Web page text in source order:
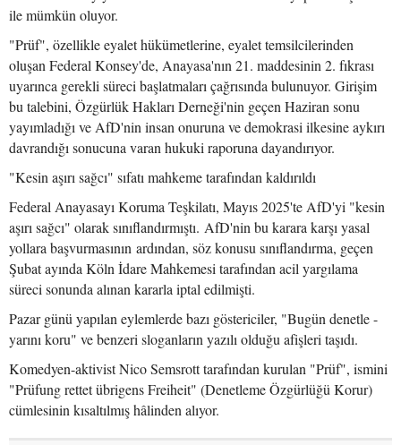
ile mümkün oluyor.
"Prüf", özellikle eyalet hükümetlerine, eyalet temsilcilerinden
oluşan Federal Konsey'de, Anayasa'nın 21. maddesinin 2. fıkrası
uyarınca gerekli süreci başlatmaları çağrısında bulunuyor. Girişim
bu talebini, Özgürlük Hakları Derneği'nin geçen Haziran sonu
yayımladığı ve AfD'nin insan onuruna ve demokrasi ilkesine aykırı
davrandığı sonucuna varan hukuki raporuna dayandırıyor.
"Kesin aşırı sağcı" sıfatı mahkeme tarafından kaldırıldı
Federal Anayasayı Koruma Teşkilatı, Mayıs 2025'te AfD'yi "kesin
aşırı sağcı" olarak sınıflandırmıştı. AfD'nin bu karara karşı yasal
yollara başvurmasının ardından, söz konusu sınıflandırma, geçen
Şubat ayında Köln İdare Mahkemesi tarafından acil yargılama
süreci sonunda alınan kararla iptal edilmişti.
Pazar günü yapılan eylemlerde bazı göstericiler, "Bugün denetle -
yarını koru" ve benzeri sloganların yazılı olduğu afişleri taşıdı.
Komedyen-aktivist Nico Semsrott tarafından kurulan "Prüf", ismini
"Prüfung rettet übrigens Freiheit" (Denetleme Özgürlüğü Korur)
cümlesinin kısaltılmış hâlinden alıyor.